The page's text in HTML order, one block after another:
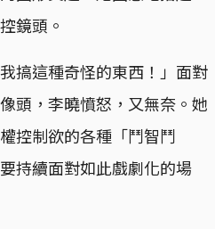
鏡頭。
搞這種奇怪的東西！」面對
頭，李曉憤怒，又無奈。她
控制欲的各種「鬥智鬥
持續面對如此戲劇化的場